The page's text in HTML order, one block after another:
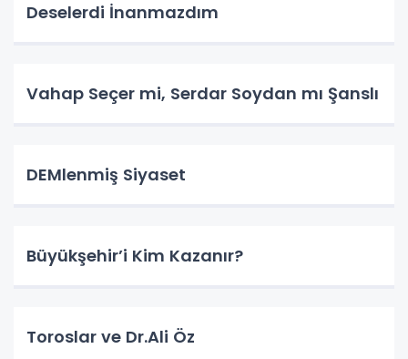
Deselerdi İnanmazdım
Vahap Seçer mi, Serdar Soydan mı Şanslı
DEMlenmiş Siyaset
Büyükşehir’i Kim Kazanır?
Toroslar ve Dr.Ali Öz